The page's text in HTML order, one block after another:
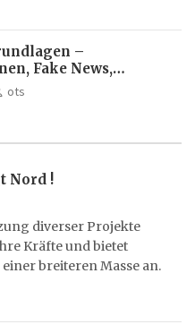
–
Fake News,
| dpa-Akademie
ots
Nord !
diverser Projekte
Kräfte und bietet
breiteren Masse an.